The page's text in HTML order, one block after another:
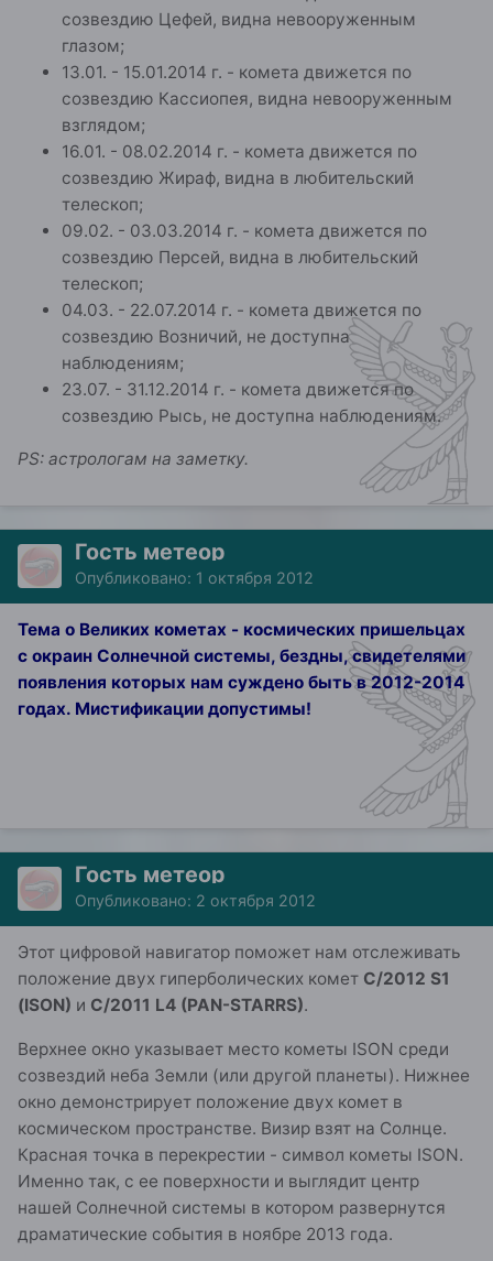
созвездию Цефей, видна невооруженным
глазом;
13.01. - 15.01.2014 г. - комета движется по
созвездию Кассиопея, видна невооруженным
взглядом;
16.01. - 08.02.2014 г. - комета движется по
созвездию Жираф, видна в любительский
телескоп;
09.02. - 03.03.2014 г. - комета движется по
созвездию Персей, видна в любительский
телескоп;
04.03. - 22.07.2014 г. - комета движется по
созвездию Возничий, не доступна
наблюдениям;
23.07. - 31.12.2014 г. - комета движется по
созвездию Рысь, не доступна наблюдениям.
PS: астрологам на заметку.
Гость метеор
Опубликовано: 1 октября 2012
Тема о Великих кометах - космических пришельцах
с окраин Солнечной системы, бездны, свидетелями
появления которых нам суждено быть в 2012-2014
годах. Мистификации допустимы!
Гость метеор
Опубликовано: 2 октября 2012
Этот цифровой навигатор поможет нам отслеживать
положение двух гиперболических комет C/2012 S1
(ISON) и C/2011 L4 (PAN-STARRS).
Верхнее окно указывает место кометы ISON среди
созвездий неба Земли (или другой планеты). Нижнее
окно демонстрирует положение двух комет в
космическом пространстве. Визир взят на Солнце.
Красная точка в перекрестии - символ кометы ISON.
Именно так, с ее поверхности и выглядит центр
нашей Солнечной системы в котором развернутся
драматические события в ноябре 2013 года.